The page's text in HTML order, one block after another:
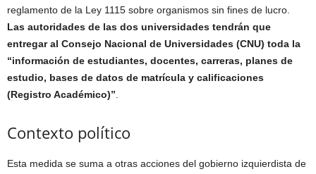
reglamento de la Ley 1115 sobre organismos sin fines de lucro.
Las autoridades de las dos universidades tendrán que
entregar al Consejo Nacional de Universidades (CNU) toda la
“información de estudiantes, docentes, carreras, planes de
estudio, bases de datos de matrícula y calificaciones
(Registro Académico)”
Contexto político
Esta medida se suma a otras acciones del gobierno izquierdista de